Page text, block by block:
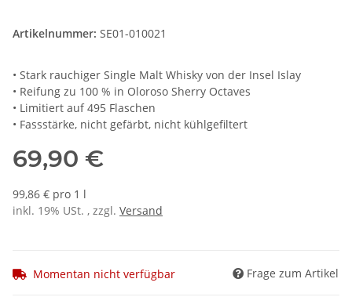
Artikelnummer: SE01-010021
• Stark rauchiger Single Malt Whisky von der Insel Islay
• Reifung zu 100 % in Oloroso Sherry Octaves
• Limitiert auf 495 Flaschen
• Fassstärke, nicht gefärbt, nicht kühlgefiltert
69,90 €
99,86 € pro 1 l
inkl. 19% USt. , zzgl. Versand
Momentan nicht verfügbar Frage zum Artikel